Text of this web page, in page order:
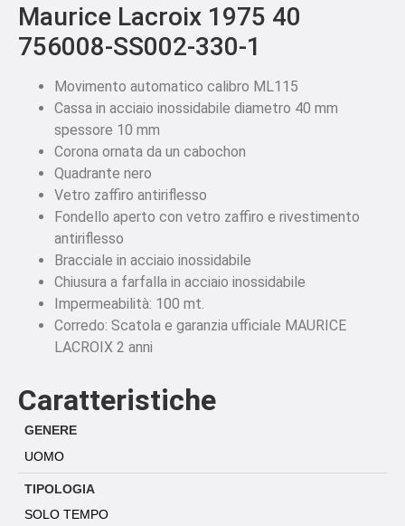
Maurice Lacroix 1975 40
756008-SS002-330-1
Movimento automatico calibro ML115
Cassa in acciaio inossidabile diametro 40 mm
spessore 10 mm
Corona ornata da un cabochon
Quadrante nero
Vetro zaffiro antiriflesso
Fondello aperto con vetro zaffiro e rivestimento
antiriflesso
Bracciale in acciaio inossidabile
Chiusura a farfalla in acciaio inossidabile
Impermeabilità: 100 mt.
Corredo: Scatola e garanzia ufficiale MAURICE
LACROIX 2 anni
Caratteristiche
GENERE
UOMO
TIPOLOGIA
SOLO TEMPO